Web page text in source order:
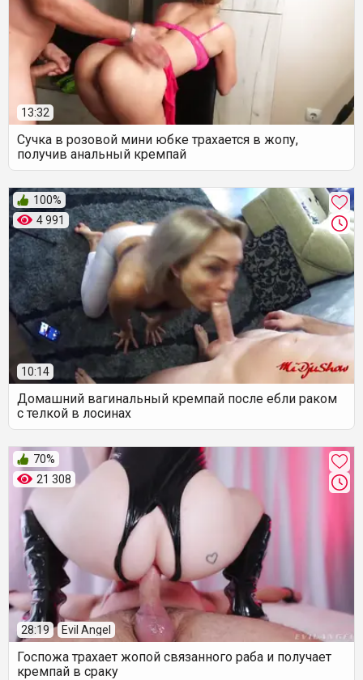
13:32
Сучка в розовой мини юбке трахается в жопу,
получив анальный кремпай
4 991
100%
10:14
Домашний вагинальный кремпай после ебли раком
с телкой в лосинах
21 308
70%
28:19 Evil Angel
Госпожа трахает жопой связанного раба и получает
кремпай в сраку